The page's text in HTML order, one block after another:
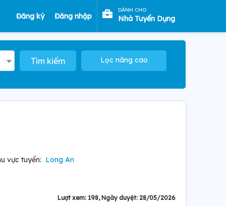
Đăng ký Đăng nhập
DÀNH CHO
Nhà Tuyển Dụng
Tìm kiếm Lọc nâng cao
vực tuyển: Long An
Lượt xem: 198, Ngày duyệt: 28/05/2026